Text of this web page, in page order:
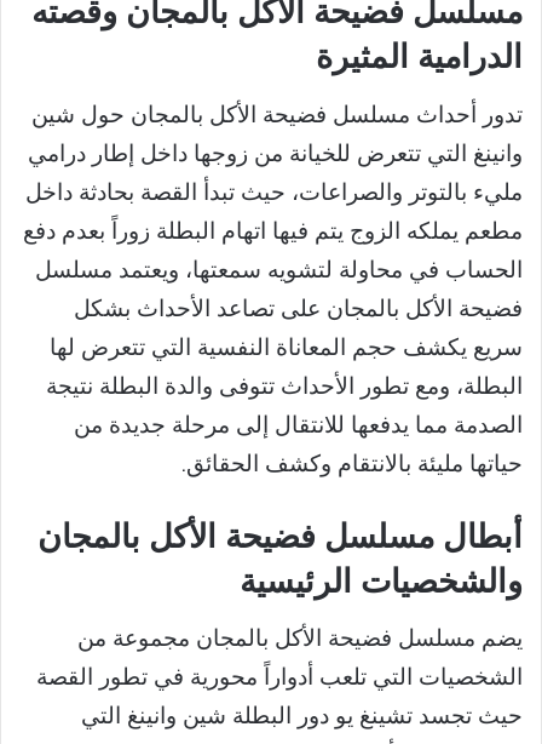
مسلسل فضيحة الأكل بالمجان وقصته
الدرامية المثيرة
تدور أحداث مسلسل فضيحة الأكل بالمجان حول شين
وانينغ التي تتعرض للخيانة من زوجها داخل إطار درامي
مليء بالتوتر والصراعات، حيث تبدأ القصة بحادثة داخل
مطعم يملكه الزوج يتم فيها اتهام البطلة زوراً بعدم دفع
الحساب في محاولة لتشويه سمعتها، ويعتمد مسلسل
فضيحة الأكل بالمجان على تصاعد الأحداث بشكل
سريع يكشف حجم المعاناة النفسية التي تتعرض لها
البطلة، ومع تطور الأحداث تتوفى والدة البطلة نتيجة
الصدمة مما يدفعها للانتقال إلى مرحلة جديدة من
حياتها مليئة بالانتقام وكشف الحقائق.
أبطال مسلسل فضيحة الأكل بالمجان
والشخصيات الرئيسية
يضم مسلسل فضيحة الأكل بالمجان مجموعة من
الشخصيات التي تلعب أدواراً محورية في تطور القصة
حيث تجسد تشينغ يو دور البطلة شين وانينغ التي